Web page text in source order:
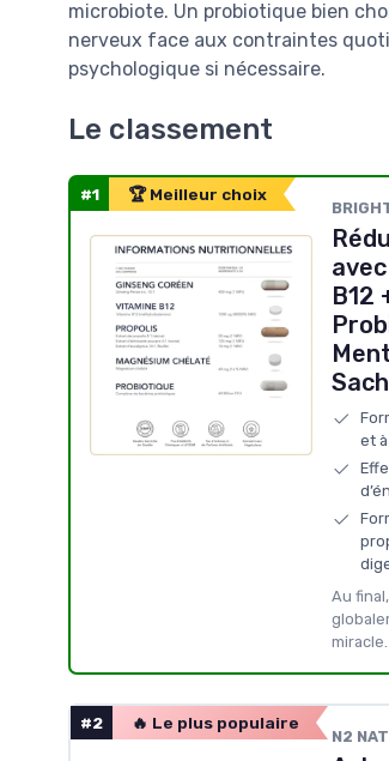
microbiote. Un probiotique bien
nerveux face aux contraintes
psychologique si nécessaire.
Le classement
#1 🏆 Meilleur choix
B12
et
Au
miracle.
#2 🔥 Le plus populaire
N2